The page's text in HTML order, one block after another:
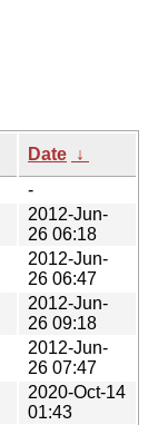
Date ↓
-
2012-Jun-
26 06:18
2012-Jun-
26 06:47
2012-Jun-
26 09:18
2012-Jun-
26 07:47
2020-Oct-14
01:43